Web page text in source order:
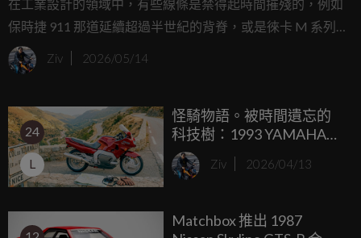
在工業設計的領域中，有些線條是禁得起時間摧殘的，例如
保時捷 911 那道延續超過半世紀的背脊，或是徠卡 M 系列相
機那始終如一的機身比例，1946 年的義大利，飛機工程師
Corradino D'Ascanio 拋棄了傳統機車的鋼管車架與鏈條傳
台 Vespa 98，這不只是一個代步工具的誕生，更是戰後義大
利對自由與優雅的集體救贖。
Ziv 2026/05/14
24
L
怪騎物語。被時間遺忘的
科技樹：1993 YAMAHA
GTS1000，一台要把機車
從潛望鏡前叉解放出來的
Ziv 2026/04/13
Matchbox 推出 1987